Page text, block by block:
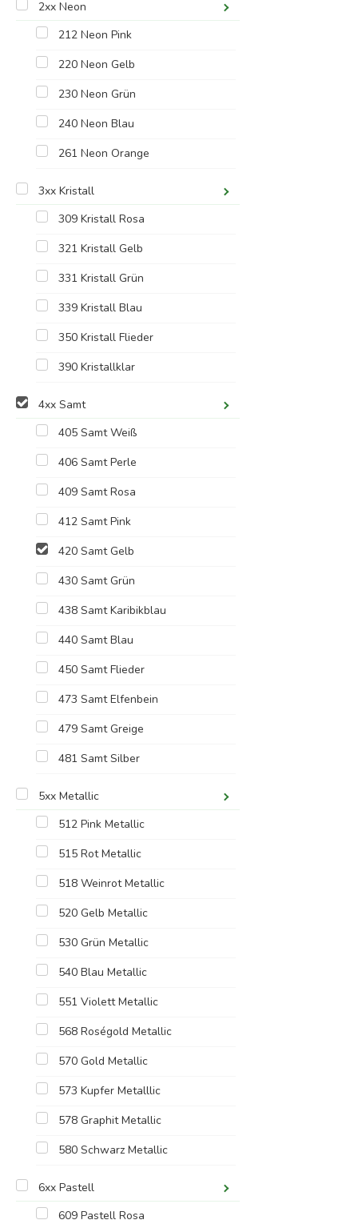
2xx Neon
212 Neon Pink
220 Neon Gelb
230 Neon Grün
240 Neon Blau
261 Neon Orange
3xx Kristall
309 Kristall Rosa
321 Kristall Gelb
331 Kristall Grün
339 Kristall Blau
350 Kristall Flieder
390 Kristallklar
4xx Samt
405 Samt Weiß
406 Samt Perle
409 Samt Rosa
412 Samt Pink
420 Samt Gelb
430 Samt Grün
438 Samt Karibikblau
440 Samt Blau
450 Samt Flieder
473 Samt Elfenbein
479 Samt Greige
481 Samt Silber
5xx Metallic
512 Pink Metallic
515 Rot Metallic
518 Weinrot Metallic
520 Gelb Metallic
530 Grün Metallic
540 Blau Metallic
551 Violett Metallic
568 Roségold Metallic
570 Gold Metallic
573 Kupfer Metalllic
578 Graphit Metallic
580 Schwarz Metallic
6xx Pastell
609 Pastell Rosa